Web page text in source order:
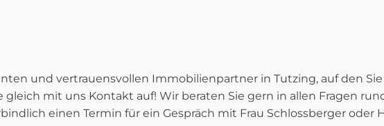
und vertrauensvollen Immobilienpartner in Tutzing, auf den
gleich mit uns Kontakt auf! Wir beraten Sie gern in allen Fragen
einen Termin für ein Gespräch mit Frau Schlossberger oder